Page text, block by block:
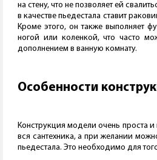
на стену, что не позволяет ей
в качестве пьедестала ставит
Кроме этого, он также выполняет
ногой или коленкой, что часто
дополнением в ванную комнату.
Особенности
Конструкция модели очень проста
вся сантехника, а при желании
пьедестала. Это необходимо для